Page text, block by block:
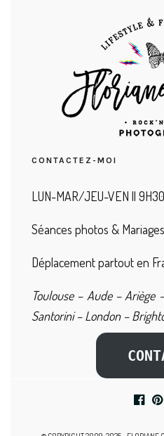
CONTACTEZ-MOI
LUN-MAR/JEU-VEN || 9H30
Séances photos &
Déplacement partout en
Toulouse – Aude – Ariège
Santorini – London –